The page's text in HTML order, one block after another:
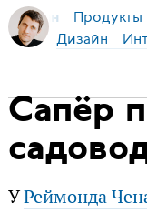
Бирман Продукты
Дизайн
Сапёр
УРеймонда